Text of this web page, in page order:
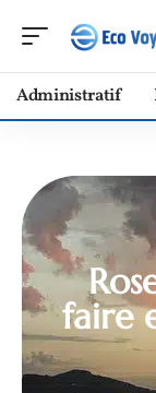
Administratif
faire